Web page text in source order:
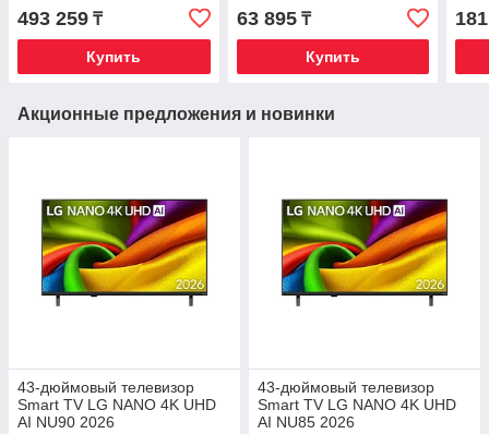
493 259 ₸
Купить
63 895₸
Купить
Акционные предложения и новинки
43-дюймовый телевизор
Smart TV LG NANO 4K UHD
AI NU90 2026
43-дюймовый телевизор
Smart TV LG NANO 4K UHD
AI NU85 2026